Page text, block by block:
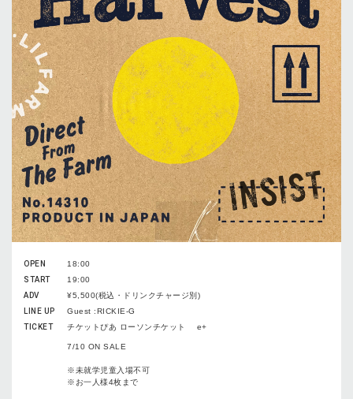
OPEN
18:00
START
19:00
ADV
¥5,500(税込・ドリンクチャージ別)
LINE UP
Guest :RICKIE-G
TICKET
チケットぴあ ローソンチケット e+
7/10 ON SALE
※未就学児童⼊場不可
※お⼀⼈様4枚まで